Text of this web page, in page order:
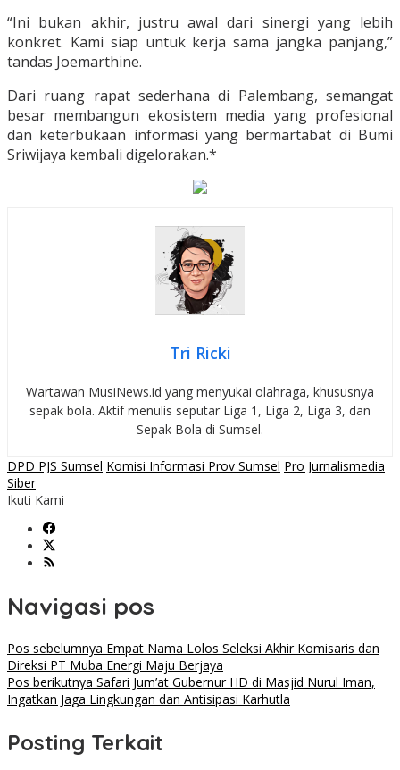
“Ini bukan akhir, justru awal dari sinergi yang lebih
konkret. Kami siap untuk kerja sama jangka panjang,”
tandas Joemarthine.
Dari ruang rapat sederhana di Palembang, semangat
besar membangun ekosistem media yang profesional
dan keterbukaan informasi yang bermartabat di Bumi
Sriwijaya kembali digelorakan.*
Tri Ricki
Wartawan MusiNews.id yang menyukai olahraga, khususnya
sepak bola. Aktif menulis seputar Liga 1, Liga 2, Liga 3, dan
Sepak Bola di Sumsel.
DPD PJS Sumsel Komisi Informasi Prov Sumsel Pro Jurnalismedia
Siber
Ikuti Kami
Navigasi pos
Pos sebelumnya Empat Nama Lolos Seleksi Akhir Komisaris dan
Direksi PT Muba Energi Maju Berjaya
Pos berikutnya Safari Jum’at Gubernur HD di Masjid Nurul Iman,
Ingatkan Jaga Lingkungan dan Antisipasi Karhutla
Posting Terkait